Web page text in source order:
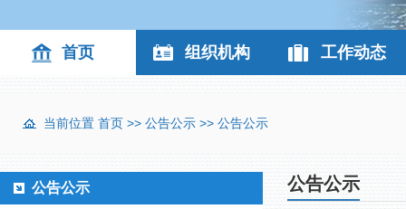
首页 组织机构 工作动态
当前位置 首页 >> 公告公示 >> 公告公示
公告公示 公告公示